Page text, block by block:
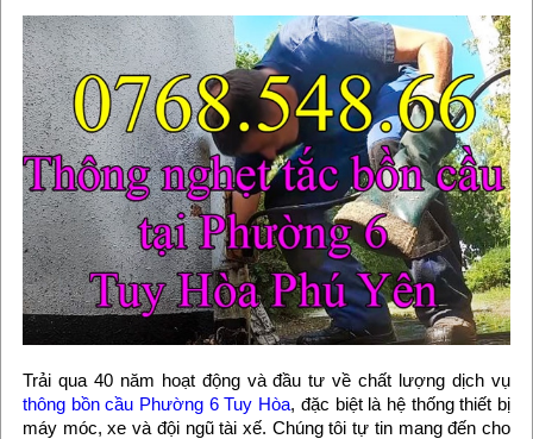
Trải qua 40 năm hoạt động và đầu tư về chất lượng dịch vụ
thông bồn cầu Phường 6 Tuy Hòa, đặc biệt là hệ thống thiết bị
máy móc, xe và đội ngũ tài xế. Chúng tôi tự tin mang đến cho